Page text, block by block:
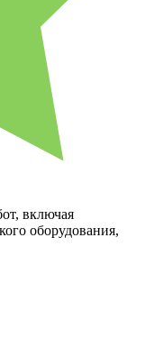
включая
оборудования,